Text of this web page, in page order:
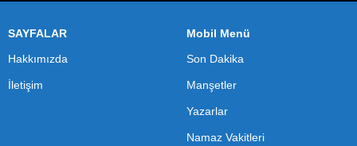
SAYFALAR
Hakkımızda
İletişim
Mobil Menü
Son Dakika
Manşetler
Yazarlar
Namaz Vakitleri